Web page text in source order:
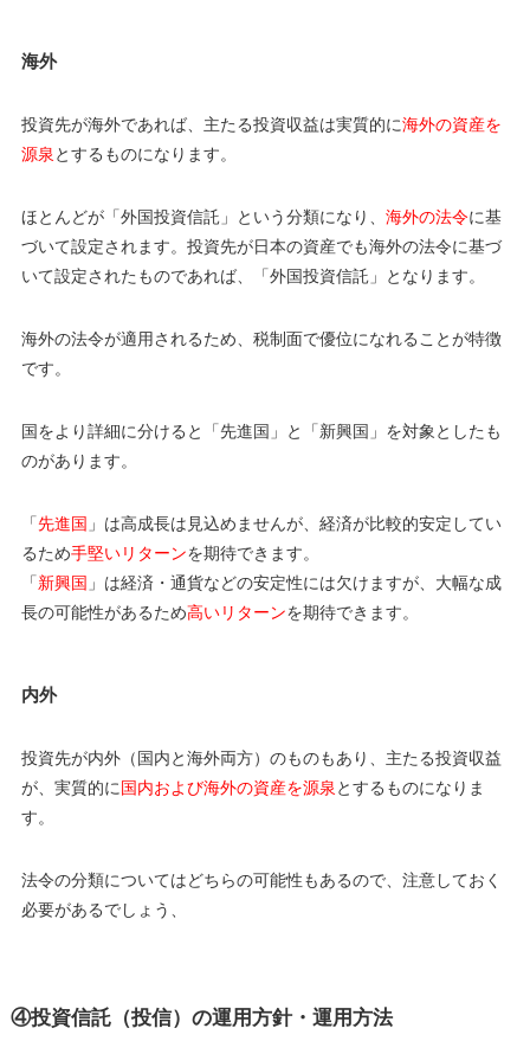
海外
投資先が海外であれば、主たる投資収益は実質的に海外の資産を
源泉 とするものになります。
ほとんどが「外国投資信託」という分類になり、 海外の法令に基
づいて設定されます。投資先が日本の資産でも海外の法令に基づ
いて設定されたものであれば、「外国投資信託」となります。
海外の法令が適用されるため、税制面で優位になれることが特徴
です。
国をより詳細に分けると「先進国」と「新興国」を対象としたも
のがあります。
「先進国 」は高成長は見込めませんが、経済が比較的安定してい
るため手堅いリターンを期待できます。
「新興国 」は経済・通貨などの安定性には欠けますが、大幅な成
長の可能性があるため高いリターンを期待できます。
内外
投資先が内外（国内と海外両方）のものもあり、主たる投資収益
が、実質的に国内および海外の資産を源泉 とするものになりま
す。
法令の分類についてはどちらの可能性もあるので、注意しておく
必要があるでしょう、
④投資信託（投信）の運用方針・運用方法